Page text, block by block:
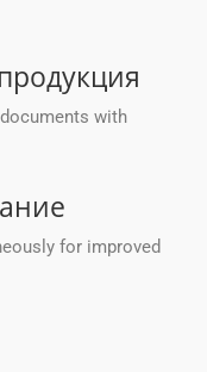
with
for improved